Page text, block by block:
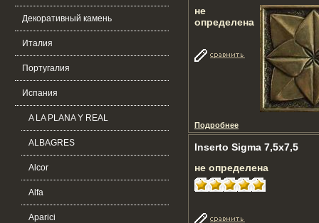
Декоративный камень
Италия
Португалия
Испания
A LA PLANA Y REAL
ALBAGRES
Alcor
Alfa
Aparici
не
определена
Подробнее
Inserto Sigma 7,5x7,5
не определена